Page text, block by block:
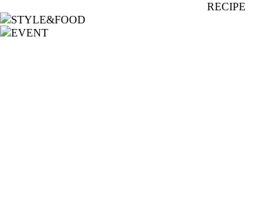
RECIPE
STYLE&FOOD
EVENT